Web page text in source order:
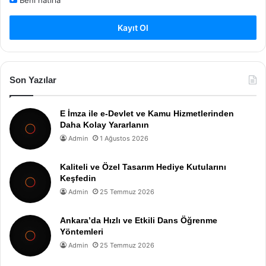
Kayıt Ol
Son Yazılar
E İmza ile e-Devlet ve Kamu Hizmetlerinden
Daha Kolay Yararlanın
Admin 1 Ağustos 2026
Kaliteli ve Özel Tasarım Hediye Kutularını
Keşfedin
Admin 25 Temmuz 2026
Ankara’da Hızlı ve Etkili Dans Öğrenme
Yöntemleri
Admin 25 Temmuz 2026